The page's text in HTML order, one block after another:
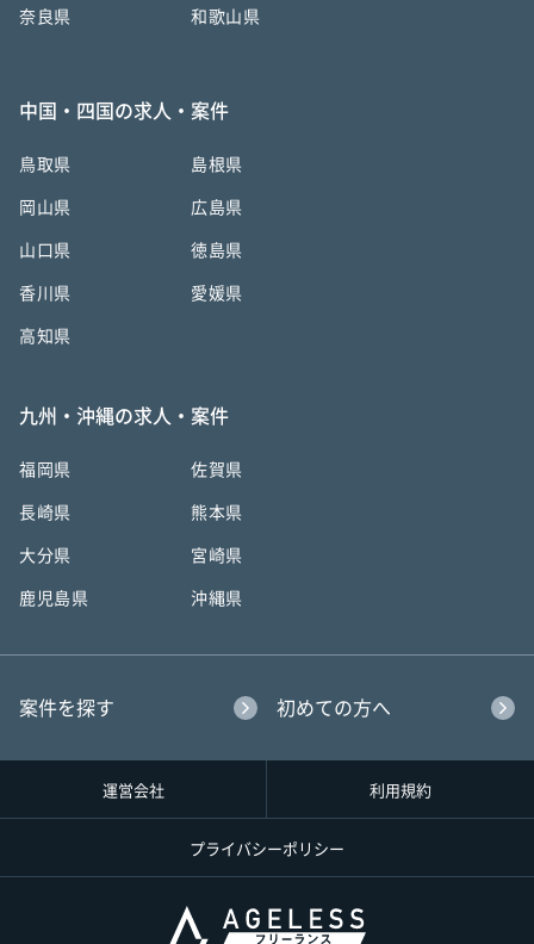
奈良県 和歌山県
中国・四国の求人・案件
鳥取県 島根県
岡山県 広島県
山口県 徳島県
香川県 愛媛県
高知県
九州・沖縄の求人・案件
福岡県 佐賀県
長崎県 熊本県
大分県 宮崎県
鹿児島県 沖縄県
案件を探す 初めての方へ
運営会社 利用規約
プライバシーポリシー